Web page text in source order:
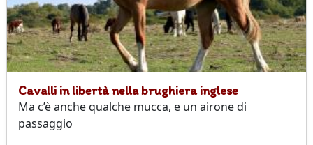
Cavalli in libertà nella brughiera inglese
Ma c’è anche qualche mucca, e un airone di
passaggio